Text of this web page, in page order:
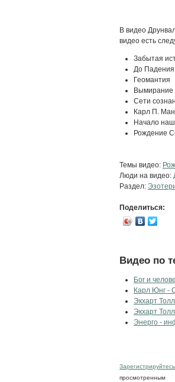
В видео
видео есть
Забытая
До Падения
Геомантия
Вымирание
Сети
Карл П.
Начало
Рождение
Темы видео:
Люди на видео:
Раздел:
Поделиться:
Видео по
Бог и
Карл Юнг -
Экхарт
Экхарт
Энерго -
Зарегистрируйтесь
просмотренным